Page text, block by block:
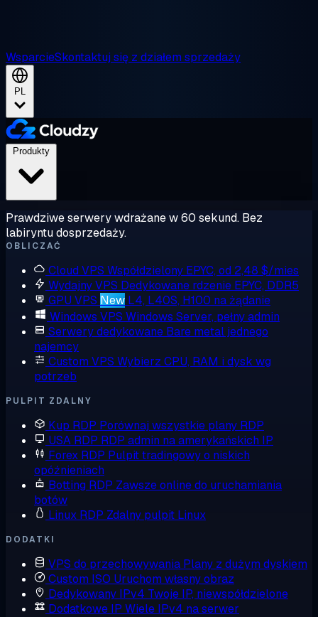
WsparcieSkontaktuj się z działem sprzedaży
PL
Prawdziwe serwery wdrażane w 60 sekund. Bez
labiryntu dosprzedaży.
OBLICZAĆ
Cloud VPS Współdzielony EPYC, od 2,48 $/mies
Wydajny VPS Dedykowane rdzenie EPYC, DDR5
GPU VPS New L4, L40S, H100 na żądanie
Windows VPS Windows Server, pełny admin
Serwery dedykowane Bare metal jednego
najemcy
Custom VPS Wybierz CPU, RAM i dysk wg
potrzeb
PULPIT ZDALNY
Kup RDP Porównaj wszystkie plany RDP
USA RDP RDP admin na amerykańskich IP
Forex RDP Pulpit tradingowy o niskich
opóźnieniach
Botting RDP Zawsze online do uruchamiania
botów
Linux RDP Zdalny pulpit Linux
DODATKI
VPS do przechowywania Plany z dużym dyskiem
Custom ISO Uruchom własny obraz
Dedykowany IPv4 Twoje IP, niewspółdzielone
Dodatkowe IP Wiele IPv4 na serwer